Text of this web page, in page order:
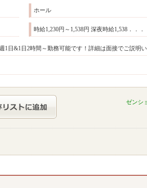
ホール
時給1,230円～1,538円 深夜時給1,538．．．
1日&1日2時間～勤務可能です！詳細は面接でご説明
ゼンシ